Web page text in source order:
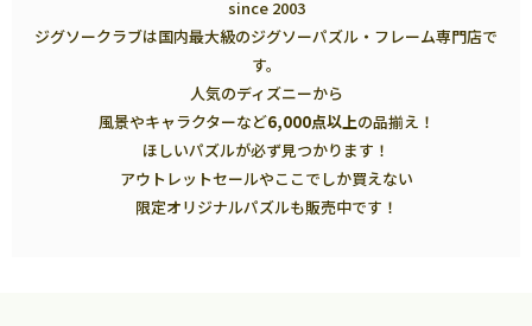
since 2003
ジグソークラブは国内最大級のジグソーパズル・フレーム専門店で
す。
人気のディズニーから
風景やキャラクターなど6,000点以上の品揃え！
ほしいパズルが必ず見つかります！
アウトレットセールやここでしか買えない
限定オリジナルパズルも販売中です！